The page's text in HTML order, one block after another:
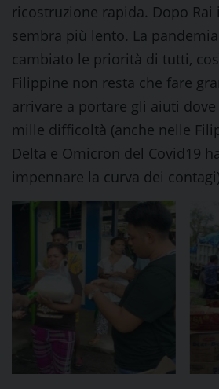
ricostruzione rapida. Dopo Rai
sembra più lento. La
cambiato le priorità di tutti,
Filippine non resta che fare
arrivare a portare gli aiuti
mille difficoltà (anche nelle
Delta e Omicron del Covid19
impennare la curva dei